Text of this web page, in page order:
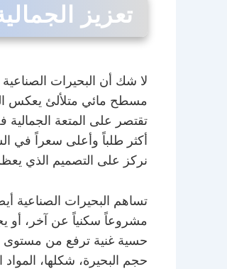
تعزيز
لا شك أن البحيرات
مسطح مائي متلألئ يعكس
تقتصر على المتعة
أكثر طلباً وأعلى سعراً في
نركز على التصميم الذي
تساهم البحيرات الصناعية
مشروعاً سكنياً عن آخر، أو
حسية غنية ترفع من مستوى
حجم البحيرة، شكلها،